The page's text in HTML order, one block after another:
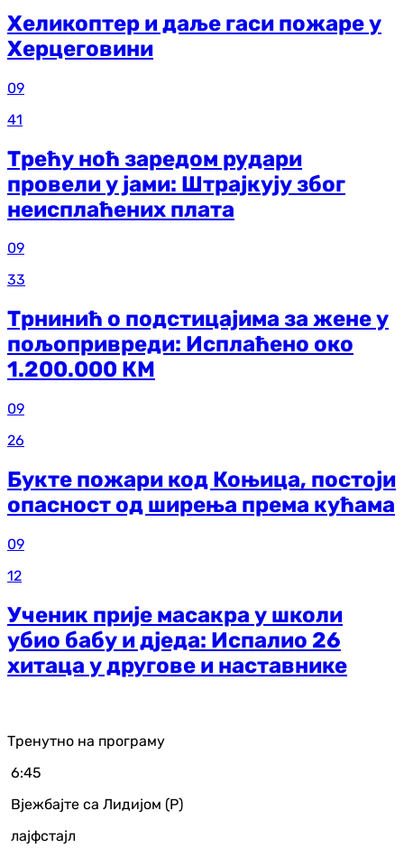
Хеликоптер и даље гаси пожаре у
Херцеговини
09
41
Трећу ноћ заредом рудари
провели у јами: Штрајкују због
неисплаћених плата
09
33
Трнинић о подстицајима за жене у
пољопривреди: Исплаћено око
1.200.000 КМ
09
26
Букте пожари код Коњица, постоји
опасност од ширења према кућама
09
12
Ученик прије масакра у школи
убио бабу и дједа: Испалио 26
хитаца у другове и наставнике
Тренутно на програму
6:45
Вјежбајте са Лидијом (Р)
лајфстајл